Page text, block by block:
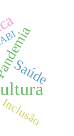
Saúde
Inclusão